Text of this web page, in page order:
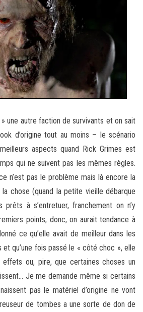
une autre faction de survivants et on sait
d’origine tout au moins – le scénario
aspects quand Rick Grimes est
qui ne suivent pas les mêmes règles.
n’est pas le problème mais là encore la
chose (quand la petite vieille débarque
à s’entretuer, franchement on n’y
points, donc, on aurait tendance à
ce qu’elle avait de meilleur dans les
qu’une fois passé le « côté choc », elle
ou, pire, que certaines choses un
Je me demande même si certains
pas le matériel d’origine ne vont
de tombes a une sorte de don de